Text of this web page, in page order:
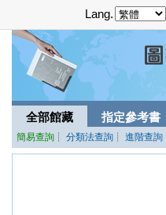
Lang.
全部館藏 指定參考書
簡易查詢 ┊ 分類法查詢 ┊ 進階查詢